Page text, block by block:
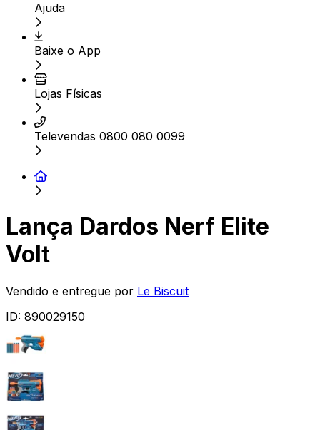
Ajuda
Baixe o App
Lojas Físicas
Televendas 0800 080 0099
Lança Dardos Nerf Elite
Volt
Vendido e entregue por Le Biscuit
ID: 890029150